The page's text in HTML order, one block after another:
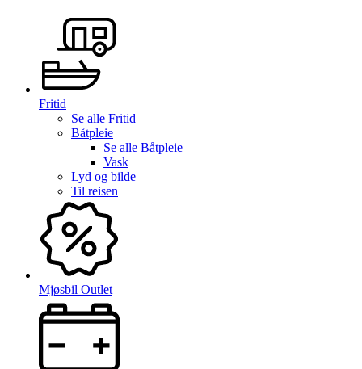
Fritid
Se alle Fritid
Båtpleie
Se alle Båtpleie
Vask
Lyd og bilde
Til reisen
Mjøsbil Outlet